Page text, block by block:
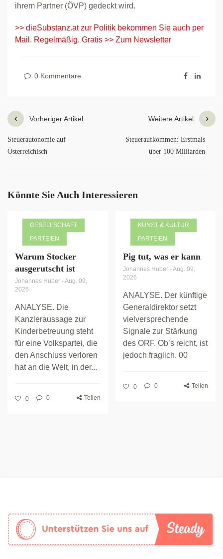
ihrem Partner (ÖVP) gedeckt wird.
>> dieSubstanz.at zur Politik bekommen Sie auch per
Mail. Regelmäßig. Gratis >> Zum Newsletter
0 Kommentare
Vorheriger Artikel
Steuerautonomie auf
Österreichisch
Weitere Artikel
Steueraufkommen: Erstmals
über 100 Milliarden
Könnte Sie Auch Interessieren
GESELLSCHAFT
PARTEIEN
Warum Stocker
ausgerutscht ist
Johannes Huber -Aug. 09,
2026
ANALYSE. Die
Kanzleraussage zur
Kinderbetreuung steht
für eine Volkspartei, die
den Anschluss verloren
hat an die Welt, in der...
0 0 Teilen
KUNST & KULTUR
PARTEIEN
Pig tut, was er kann
Johannes Huber -Aug. 09,
2026
ANALYSE. Der künftige
Generaldirektor setzt
vielversprechende
Signale zur Stärkung
des ORF. Ob’s reicht, ist
jedoch fraglich. 00
0 0 Teilen